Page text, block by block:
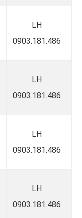
LH
0903.181.486
LH
0903.181.486
LH
0903.181.486
LH
0903.181.486